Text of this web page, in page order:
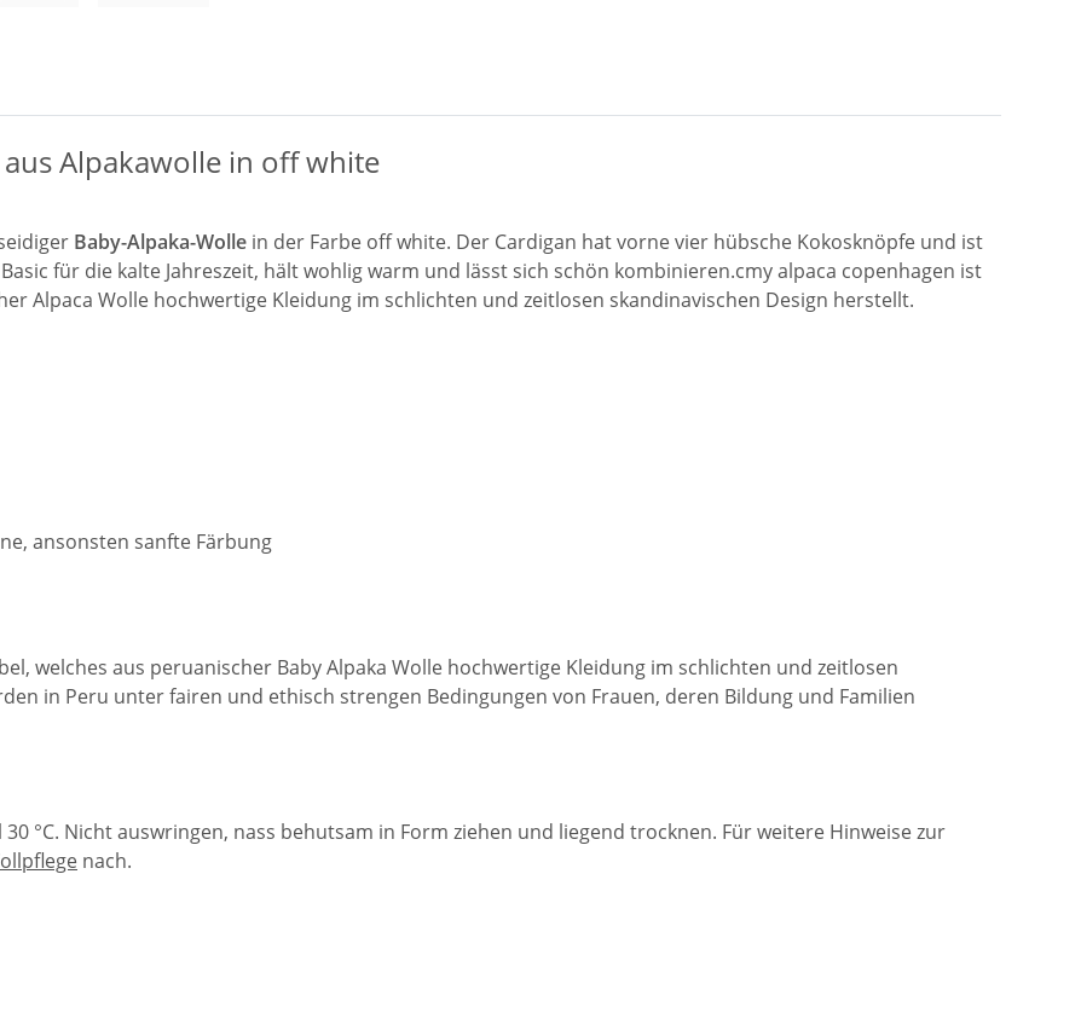
Alpakawolle in off white
Baby-Alpaka-Wolle in der Farbe off white. Der Cardigan hat vorne vier hübsche Kokosknöpfe und ist
für die kalte Jahreszeit, hält wohlig warm und lässt sich schön kombinieren.cmy alpaca copenhagen ist
Alpaca Wolle hochwertige Kleidung im schlichten und zeitlosen skandinavischen Design herstellt.
ansonsten sanfte Färbung
welches aus peruanischer Baby Alpaka Wolle hochwertige Kleidung im schlichten und zeitlosen
in Peru unter fairen und ethisch strengen Bedingungen von Frauen, deren Bildung und Familien
°C. Nicht auswringen, nass behutsam in Form ziehen und liegend trocknen. Für weitere Hinweise zur
nach.